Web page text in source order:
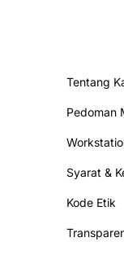
Tentang
Pedoman
Syarat &
Kode Etik